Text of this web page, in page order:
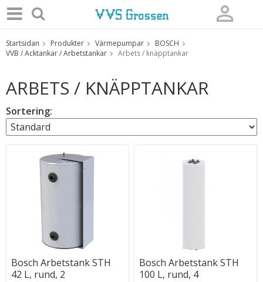
Produkten har blivit tillagd i varukorgen
Startsidan Produkter Värmepumpar
BOSCH
VVB / Acktankar / Arbetstankar
Arbets / knäpptankar
ARBETS / KNÄPPTANKAR
Sortering:
Bosch Arbetstank STH
42 L, rund, 2
Bosch Arbetstank STH
100 L, rund, 4